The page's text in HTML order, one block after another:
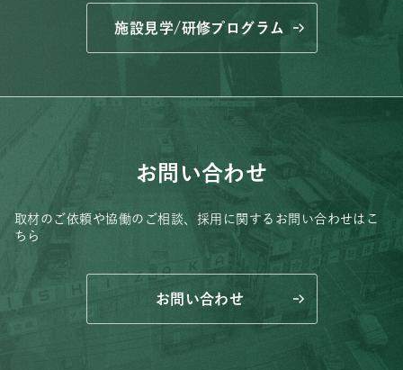
施設見学/研修プログラム
お問い合わせ
取材のご依頼や協働のご相談、 採用に関するお問い合わせはこ
ちら
お問い合わせ